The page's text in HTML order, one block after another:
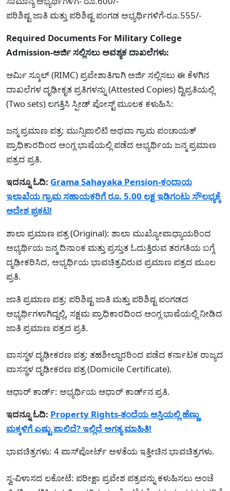
ಪರಿಶಿಷ್ಟ ಜಾತಿ ಮತ್ತು ಪರಿಶಿಷ್ಟ ಪಂಗಡ ಅಭ್ಯರ್ಥಿಗಳಿಗೆ-ರೂ.555/-
Required Documents For Military College
Admission-ಅರ್ಜಿ ಸಲ್ಲಿಸಲು ಅವಶ್ಯಕ ದಾಖಲೆಗಳು:
ಆರ್ಮಿ ಸ್ಕೂಲ್ (RIMC) ಪ್ರವೇಶಾತಿಗಾಗಿ ಅರ್ಜಿ ಸಲ್ಲಿಸಲು ಈ ಕೆಳಗಿನ
ದಾಖಲೆಗಳ ದೃಢೀಕೃತ ಪ್ರತಿಗಳನ್ನು (Attested Copies) ದ್ವಿಪ್ರತಿಯಲ್ಲಿ
(Two sets) ಲಗತ್ತಿಸಿ ಸ್ಪೀಡ್ ಪೋಸ್ಟ್ ಮೂಲಕ ಕಳುಹಿಸಿ:
ಜನ್ಮ ಪ್ರಮಾಣ ಪತ್ರ: ಮುನ್ಸಿಪಾಲಿಟಿ ಅಥವಾ ಗ್ರಾಮ ಪಂಚಾಯತ್
ಪ್ರಾಧಿಕಾರದಿಂದ ಆಂಗ್ಲ ಭಾಷೆಯಲ್ಲಿ ಪಡೆದ ಅಭ್ಯರ್ಥಿಯ ಜನ್ಮ ಪ್ರಮಾಣ
ಪತ್ರದ ಪ್ರತಿ.
ಇದನ್ನೂ ಓದಿ: Grama Sahayaka Pension-ಕಂದಾಯ
ಇಲಾಖೆಯ ಗ್ರಾಮ ಸಹಾಯಕರಿಗೆ ರೂ. 5.00 ಲಕ್ಷ ಇಡಿಗಂಟು ಸೌಲಭ್ಯಕ್ಕೆ
ಆದೇಶ ಪ್ರಕಟ!
ಶಾಲಾ ಪ್ರಮಾಣ ಪತ್ರ (Original): ಶಾಲಾ ಮುಖ್ಯೋಪಾಧ್ಯಾಯರಿಂದ
ಅಭ್ಯರ್ಥಿಯ ಜನ್ಮ ದಿನಾಂಕ ಮತ್ತು ಪ್ರಸ್ತುತ ಓದುತ್ತಿರುವ ತರಗತಿಯ ಬಗ್ಗೆ
ದೃಢೀಕರಿಸಿದ, ಅಭ್ಯರ್ಥಿಯ ಭಾವಚಿತ್ರವಿರುವ ಪ್ರಮಾಣ ಪತ್ರದ ಮೂಲ
ಪ್ರತಿ.
ಜಾತಿ ಪ್ರಮಾಣ ಪತ್ರ: ಪರಿಶಿಷ್ಟ ಜಾತಿ ಮತ್ತು ಪರಿಶಿಷ್ಟ ಪಂಗಡದ
ಅಭ್ಯರ್ಥಿಗಳಾಗಿದ್ದಲ್ಲಿ, ಸಕ್ಷಮ ಪ್ರಾಧಿಕಾರದಿಂದ ಆಂಗ್ಲ ಭಾಷೆಯಲ್ಲಿ ನೀಡಿದ
ಜಾತಿ ಪ್ರಮಾಣ ಪತ್ರದ ಪ್ರತಿ.
ವಾಸಸ್ಥಳ ದೃಢೀಕರಣ ಪತ್ರ: ತಹಶೀಲ್ದಾರರಿಂದ ಪಡೆದ ಕರ್ನಾಟಕ ರಾಜ್ಯದ
ವಾಸಸ್ಥಳ ದೃಢೀಕರಣ ಪತ್ರ (Domicile Certificate).
ಆಧಾರ್ ಕಾರ್ಡ್: ಅಭ್ಯರ್ಥಿಯ ಆಧಾರ್ ಕಾರ್ಡ್‌ನ ಪ್ರತಿ.
ಇದನ್ನೂ ಓದಿ: Property Rights-ತಂದೆಯ ಆಸ್ತಿಯಲ್ಲಿ ಹೆಣ್ಣು
ಮಕ್ಕಳಿಗೆ ಎಷ್ಟು ಪಾಲಿದೆ? ಇಲ್ಲಿದೆ ಅಗತ್ಯ ಮಾಹಿತಿ!
ಭಾವಚಿತ್ರಗಳು: 4 ಪಾಸ್‌ಪೋರ್ಟ್ ಅಳತೆಯ ಇತ್ತೀಚಿನ ಭಾವಚಿತ್ರಗಳು.
ಸ್ವ-ವಿಳಾಸದ ಲಕೋಟೆ: ಪರೀಕ್ಷಾ ಪ್ರವೇಶ ಪತ್ರವನ್ನು ಕಳುಹಿಸಲು ಅಂಚೆ